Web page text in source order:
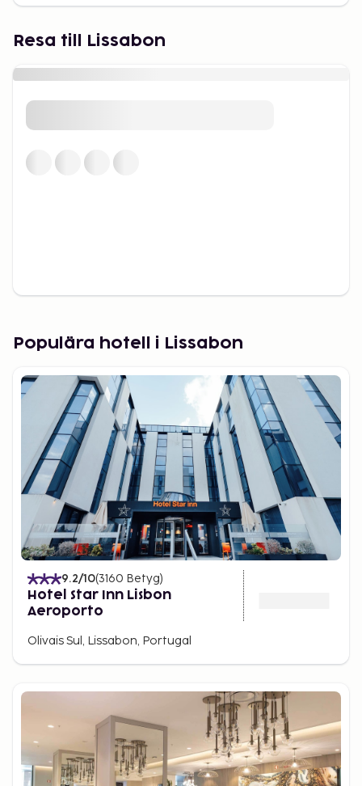
Resa till Lissabon
Populära hotell i Lissabon
9.2/10(3160 Betyg)
Hotel Star Inn Lisbon
Aeroporto
Olivais Sul, Lissabon, Portugal